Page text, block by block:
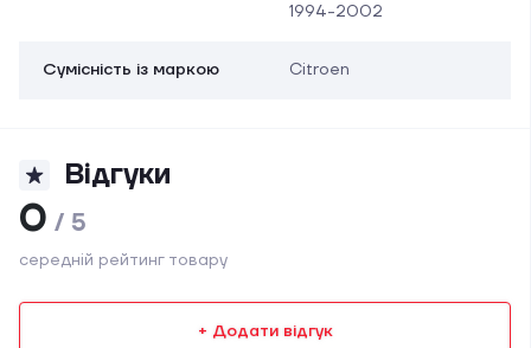
1994-2002
Сумісність із маркою Citroen
Відгуки
0 / 5
середній рейтинг товару
+ Додати відгук